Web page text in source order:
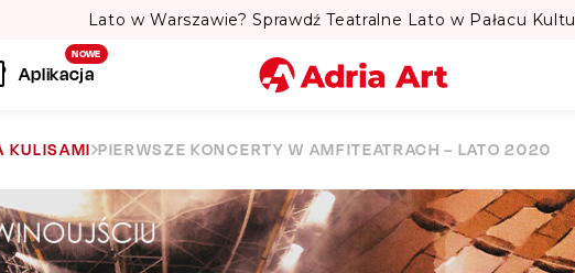
Lato w Warszawie? Sprawdź Teatralne Lato w Pałacu
NOWE
Aplikacja
Miasto
Kategoria
KULISAMI PIERWSZE KONCERTY W AMFITEATRACH – LATO 2020